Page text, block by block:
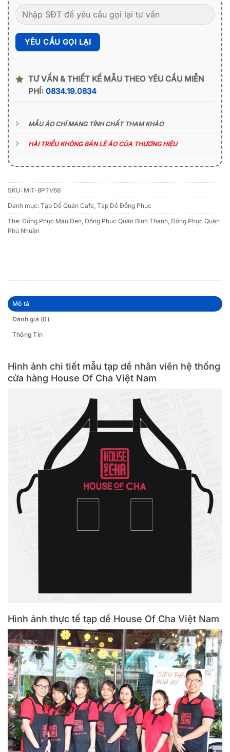
TƯ VẤN & THIẾT KẾ MẪU THEO YÊU CẦU MIỄN
PHÍ: 0834.19.0834
MẪU ÁO CHỈ MANG TÍNH CHẤT THAM KHẢO
HẢI TRIỀU KHÔNG BÁN LẺ ÁO CỦA THƯƠNG HIỆU
SKU: MIT-8PTV68
Danh mục: Tạp Dề Quán Cafe Tạp Dề Đồng Phục
Thẻ: Đồng Phục Màu Đen Đồng Phục Quận Bình Thạnh Đồng Phục Quận
Phú Nhuận
Mô tả
Đánh giá (0)
Thông Tin
Hình ảnh chi tiết mẫu tạp dề nhân viên hệ thống
cửa hàng House Of Cha Việt Nam
Hình ảnh thực tế tạp dề House Of Cha Việt Nam